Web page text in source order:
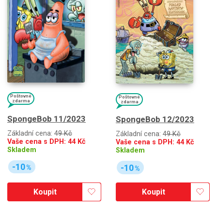
Poštovné
zdarma
SpongeBob 11/2023
Základní cena: 49 Kč
Vaše cena s DPH: 44Kč
Skladem
-10%
Koupit
Poštovné
zdarma
SpongeBob 12/2023
Základní cena: 49 Kč
Vaše cena s DPH: 44Kč
Skladem
-10%
Koupit